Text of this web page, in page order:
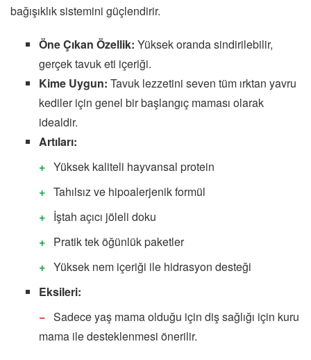
bağışıklık sistemini güçlendirir.
Öne Çıkan Özellik: Yüksek oranda sindirilebilir,
gerçek tavuk eti içeriği.
Kime Uygun: Tavuk lezzetini seven tüm ırktan yavru
kediler için genel bir başlangıç maması olarak
idealdir.
Artıları:
Yüksek kaliteli hayvansal protein
Tahılsız ve hipoalerjenik formül
İştah açıcı jöleli doku
Pratik tek öğünlük paketler
Yüksek nem içeriği ile hidrasyon desteği
Eksileri:
Sadece yaş mama olduğu için diş sağlığı için kuru
mama ile desteklenmesi önerilir.